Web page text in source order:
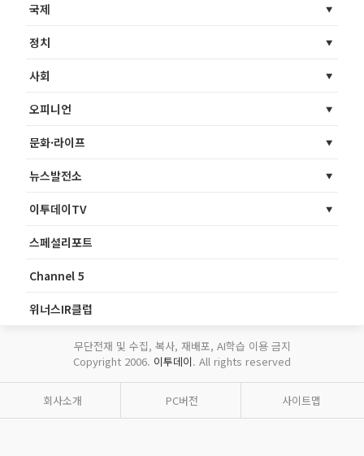
국제
정치
사회
오피니언
문화·라이프
뉴스발전소
이투데이TV
스페셜리포트
Channel 5
위너스IR클럽
무단전재 및 수집, 복사, 재배포, AI학습 이용 금지
Copyright 2006. 이투데이. All rights reserved
회사소개 PC버전 사이트맵